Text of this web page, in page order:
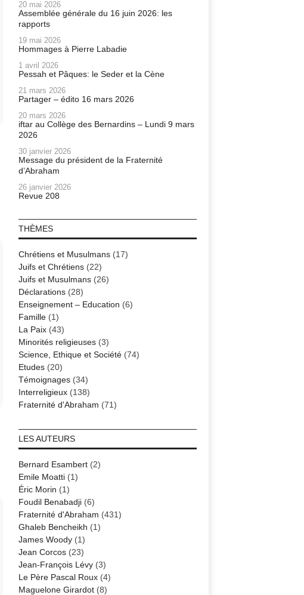
20 mai 2026
Assemblée générale du 16 juin 2026: les
rapports
19 mai 2026
Hommages à Pierre Labadie
1 avril 2026
Pessah et Pâques: le Seder et la Cène
21 mars 2026
Partager – édito 16 mars 2026
20 mars 2026
iftar au Collège des Bernardins – Lundi 9 mars
2026
30 janvier 2026
Message du président de la Fraternité
d’Abraham
26 janvier 2026
Revue 208
THÈMES
Chrétiens et Musulmans(17)
Juifs et Chrétiens(22)
Juifs et Musulmans(26)
Déclarations(28)
Enseignement – Education (6)
Famille(1)
La Paix(43)
Minorités religieuses(3)
Science, Ethique et Société(74)
Etudes(20)
Témoignages(34)
Interreligieux(138)
Fraternité d'Abraham (71)
LES AUTEURS
Bernard Esambert(2)
Emile Moatti(1)
Éric Morin (1)
Foudil Benabadji(6)
Fraternité d'Abraham (431)
Ghaleb Bencheikh (1)
James Woody(1)
Jean Corcos(23)
Jean-François Lévy(3)
Le Père Pascal Roux(4)
Maguelone Girardot(8)